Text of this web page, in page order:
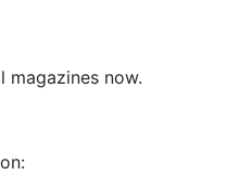
magazines now.